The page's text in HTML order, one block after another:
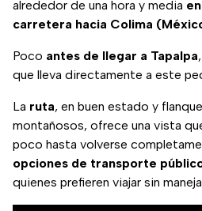
alrededor de una hora y media
carretera hacia Colima
Poco antes de llegar a Tapalpa
que lleva directamente a este
La ruta, en buen estado y
montañosos, ofrece una vista
poco hasta volverse
opciones de transporte
quienes prefieren viajar sin